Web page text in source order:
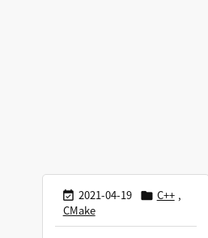
 2021-04-19  C++ ,
CMake